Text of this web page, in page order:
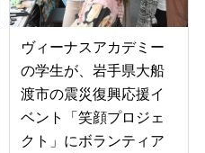
ヴィーナスアカデミー
の学生が、岩手県大船
渡市の震災復興応援イ
ベント「笑顔プロジェ
クト」にボランティア